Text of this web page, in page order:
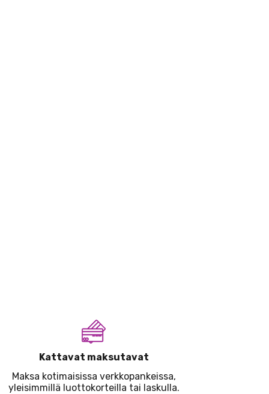
Kattavat maksutavat
Maksa kotimaisissa verkkopankeissa,
yleisimmillä luottokorteilla tai laskulla.